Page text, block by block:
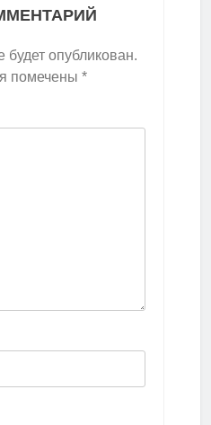
опубликован.
помечены *